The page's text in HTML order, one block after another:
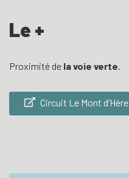
Le +
Proximité de la voie verte
Circuit Le Mont d’Hère